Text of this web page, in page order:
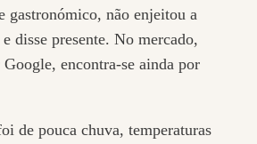
gastronómico, não enjeitou a
disse presente. No mercado,
encontra-se ainda por
de pouca chuva, temperaturas